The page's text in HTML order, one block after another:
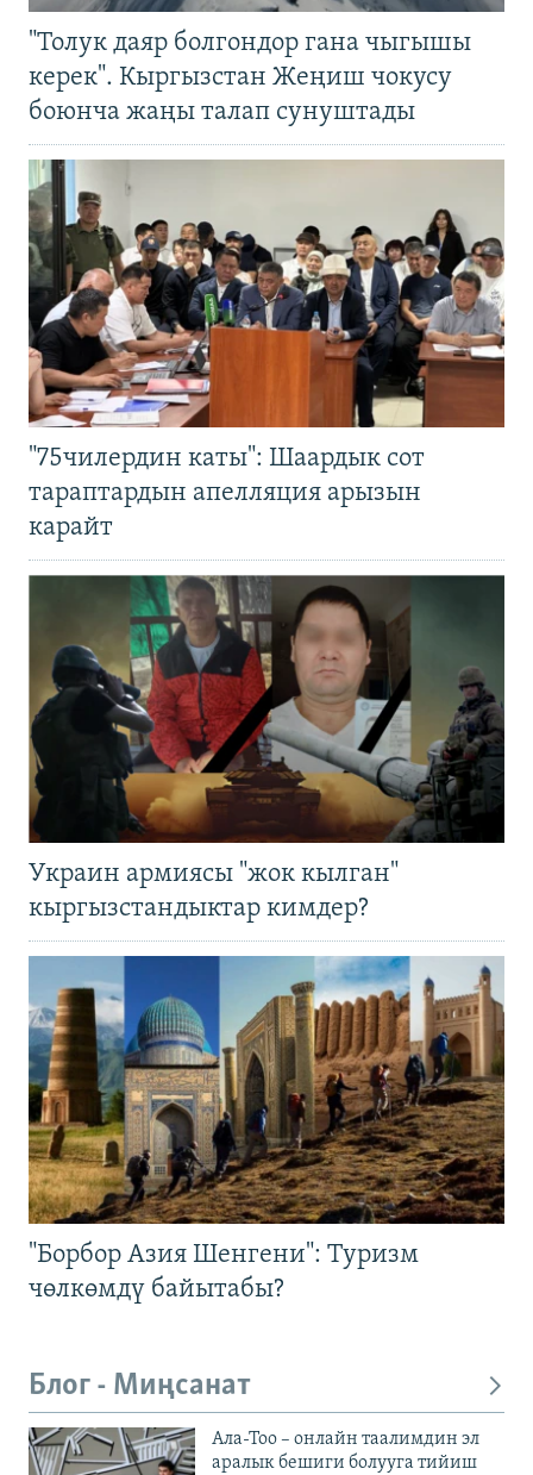
"Толук даяр болгондор гана чыгышы
керек". Кыргызстан Жеңиш чокусу
боюнча жаңы талап сунуштады
"75чилердин каты": Шаардык сот
тараптардын апелляция арызын
карайт
Украин армиясы "жок кылган"
кыргызстандыктар кимдер?
"Борбор Азия Шенгени": Туризм
чөлкөмдү байытабы?
Блог - Миңсанат
Ала-Тоо – онлайн таалимдин эл
аралык бешиги болууга тийиш